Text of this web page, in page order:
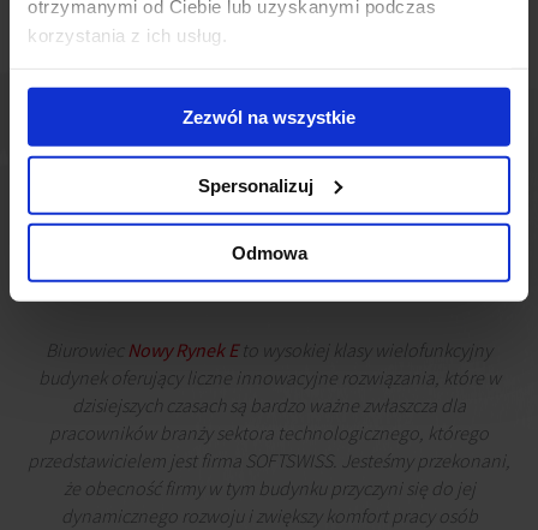
otrzymanymi od Ciebie lub uzyskanymi podczas
korzystania z ich usług.
Zezwól na wszystkie
Spersonalizuj
Odmowa
Biurowiec Nowy Rynek Eto wysokiej klasy wielofunkcyjny
budynek oferujący liczne innowacyjne rozwiązania, które w
dzisiejszych czasach są bardzo ważne zwłaszcza dla
pracowników branży sektora technologicznego, którego
przedstawicielem jest firma SOFTSWISS. Jesteśmy przekonani,
że obecność firmy w tym budynku przyczyni się do jej
dynamicznego rozwoju i zwiększy komfort pracy osób